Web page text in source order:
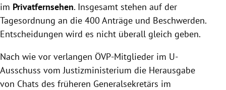
Untermenü
Untermenü
Untermenü
im Privatfernsehen. Insgesamt stehen auf der
Tagesordnung an die 400 Anträge und Beschwerden.
Entscheidungen wird es nicht überall gleich geben.
Nach wie vor verlangen ÖVP-Mitglieder im U-
Ausschuss vom Justizministerium die Herausgabe
von Chats des früheren Generalsekretärs im